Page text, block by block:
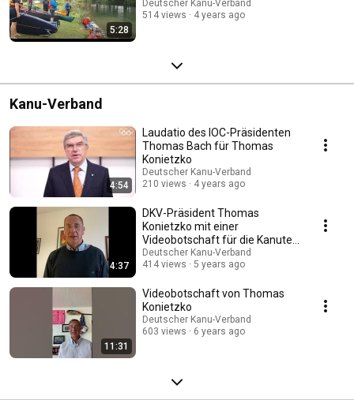
5:28
Deutscher Kanu-Verband
514 views
4 years ago
Kanu-Verband
4:54
Laudatio des IOC-Präsidenten
Thomas Bach für Thomas
Konietzko
Deutscher Kanu-Verband
210 views
4 years ago
4:37
DKV-Präsident Thomas
Konietzko mit einer
Videobotschaft für die Kanuten
Deutschlands
Deutscher Kanu-Verband
414 views
5 years ago
11:31
Videobotschaft von Thomas
Konietzko
Deutscher Kanu-Verband
603 views
6 years ago